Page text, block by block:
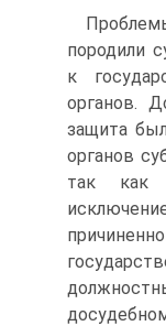
породили
к
органов.
защита
органов
так как